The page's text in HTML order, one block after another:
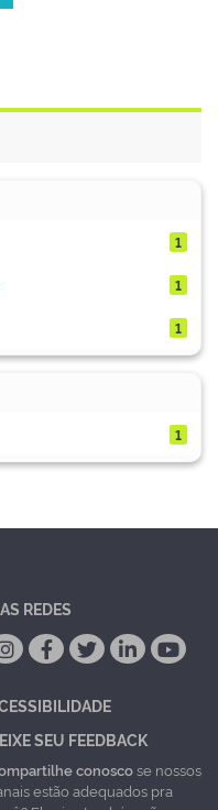
1
1
1
1
REDES
SEU FEEDBACK
conoscose nossos
estão adequados pra